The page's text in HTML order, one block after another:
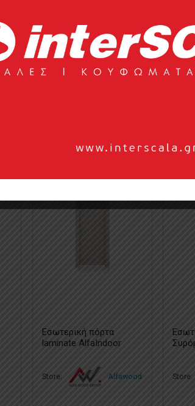
Εσωτερική πόρτα
laminate AlfaIndoor
Store: Alfawood Store: